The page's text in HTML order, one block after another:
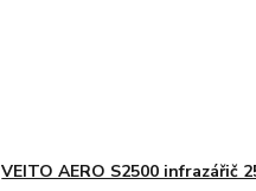
VEITO AERO S2500 infrazářič